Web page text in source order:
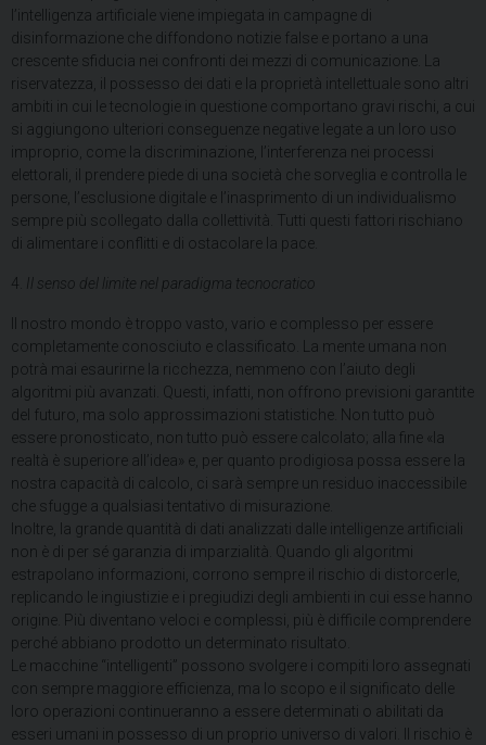
l’intelligenza artificiale viene impiegata in campagne di
disinformazione che diffondono notizie false e portano a una
crescente sfiducia nei confronti dei mezzi di comunicazione. La
riservatezza, il possesso dei dati e la proprietà intellettuale sono altri
ambiti in cui le tecnologie in questione comportano gravi rischi, a cui
si aggiungono ulteriori conseguenze negative legate a un loro uso
improprio, come la discriminazione, l’interferenza nei processi
elettorali, il prendere piede di una società che sorveglia e controlla le
persone, l’esclusione digitale e l’inasprimento di un individualismo
sempre più scollegato dalla collettività. Tutti questi fattori rischiano
di alimentare i conflitti e di ostacolare la pace.
4. Il senso del limite nel paradigma tecnocratico
Il nostro mondo è troppo vasto, vario e complesso per essere
completamente conosciuto e classificato. La mente umana non
potrà mai esaurirne la ricchezza, nemmeno con l’aiuto degli
algoritmi più avanzati. Questi, infatti, non offrono previsioni garantite
del futuro, ma solo approssimazioni statistiche. Non tutto può
essere pronosticato, non tutto può essere calcolato; alla fine «la
realtà è superiore all’idea» e, per quanto prodigiosa possa essere la
nostra capacità di calcolo, ci sarà sempre un residuo inaccessibile
che sfugge a qualsiasi tentativo di misurazione.
Inoltre, la grande quantità di dati analizzati dalle intelligenze artificiali
non è di per sé garanzia di imparzialità. Quando gli algoritmi
estrapolano informazioni, corrono sempre il rischio di distorcerle,
replicando le ingiustizie e i pregiudizi degli ambienti in cui esse hanno
origine. Più diventano veloci e complessi, più è difficile comprendere
perché abbiano prodotto un determinato risultato.
Le macchine “intelligenti” possono svolgere i compiti loro assegnati
con sempre maggiore efficienza, ma lo scopo e il significato delle
loro operazioni continueranno a essere determinati o abilitati da
esseri umani in possesso di un proprio universo di valori. Il rischio è